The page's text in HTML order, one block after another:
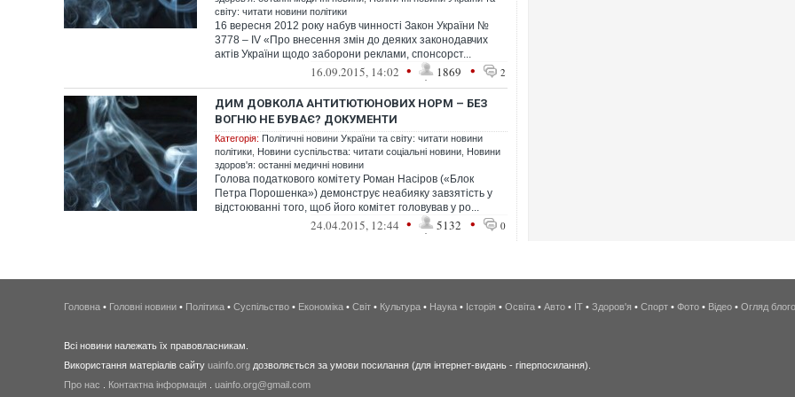
світу: читати новини політики
16 вересня 2012 року набув чинності Закон України №
3778 – IV «Про внесення змін до деяких законодавчих
актів України щодо заборони реклами, спонсорст...
16.09.2015, 14:02 • 1869 • 2
ДИМ ДОВКОЛА АНТИТЮТЮНОВИХ НОРМ – БЕЗ
ВОГНЮ НЕ БУВАЄ? ДОКУМЕНТИ
Категорія: Політичні новини України та світу: читати новини
політики Новини суспільства: читати соціальні новини Новини
здоров'я: останні медичні новини
Голова податкового комітету Роман Насіров («Блок
Петра Порошенка») демонструє неабияку завзятість у
відстоюванні того, щоб його комітет головував у ро...
24.04.2015, 12:44 • 5132 • 0
Головна • Головні новини • Політика • Суспільство • Економіка • Світ • Культура • Наука • Історія • Освіта • Авто • IT • Здоров'я • Спорт • Фото • Відео • Огляд
Всі новини належать їх правовласникам.
Використання матеріалів сайту uainfo.org дозволяється за умови посилання (для інтернет-видань - гіперпосилання).
Про нас
Контактна інформація uainfo.org@gmail.com